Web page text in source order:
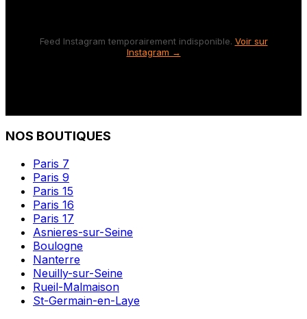
Feed Instagram temporairement indisponible. Voir sur
Instagram →
NOS BOUTIQUES
Paris 7
Paris 9
Paris 15
Paris 16
Paris 17
Asnieres-sur-Seine
Boulogne
Nanterre
Neuilly-sur-Seine
Rueil-Malmaison
St-Germain-en-Laye